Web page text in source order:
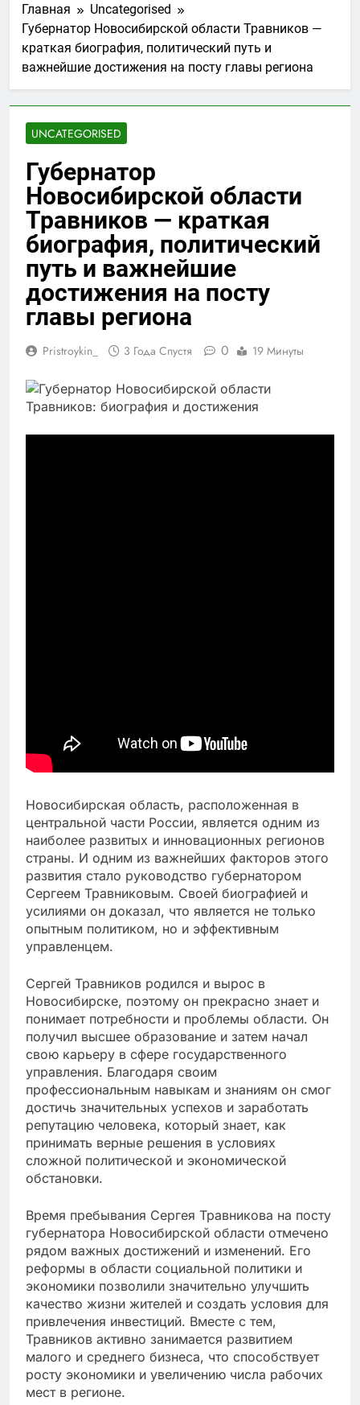
Главная
Uncategorised
Губернатор Новосибирской области Травников —
краткая биография, политический путь и
важнейшие достижения на посту главы региона
UNCATEGORISED
Губернатор
Новосибирской области
Травников — краткая
биография, политический
путь и важнейшие
достижения на посту
главы региона
Pristroykin_ 3 Года Спустя 0 19 Минуты
Новосибирская область, расположенная в
центральной части России, является одним из
наиболее развитых и инновационных регионов
страны. И одним из важнейших факторов этого
развития стало руководство губернатором
Сергеем Травниковым. Своей биографией и
усилиями он доказал, что является не только
опытным политиком, но и эффективным
управленцем.
Сергей Травников родился и вырос в
Новосибирске, поэтому он прекрасно знает и
понимает потребности и проблемы области. Он
получил высшее образование и затем начал
свою карьеру в сфере государственного
управления. Благодаря своим
профессиональным навыкам и знаниям он смог
достичь значительных успехов и заработать
репутацию человека, который знает, как
принимать верные решения в условиях
сложной политической и экономической
обстановки.
Время пребывания Сергея Травникова на посту
губернатора Новосибирской области отмечено
рядом важных достижений и изменений. Его
реформы в области социальной политики и
экономики позволили значительно улучшить
качество жизни жителей и создать условия для
привлечения инвестиций. Вместе с тем,
Травников активно занимается развитием
малого и среднего бизнеса, что способствует
росту экономики и увеличению числа рабочих
мест в регионе.